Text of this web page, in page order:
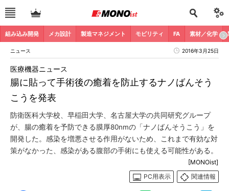
組み込み開発 メカ設計 製造マネジメント モビリティ FA 素材／化学
ニュース 2016年3月25日
腸に貼って手術後の癒着を防止するナノばんそう
こうを発表
医療機器ニュース
防衛医科大学校、早稲田大学、名古屋大学の共同研究グループ
が、腸の癒着を予防できる膜厚80nmの「ナノばんそうこう」を
開発した。感染を増悪させる作用がないため、これまで有効な対
策がなかった、感染がある腹部の手術にも使える可能性がある。
[MONOist]
PC用表示
関連情報